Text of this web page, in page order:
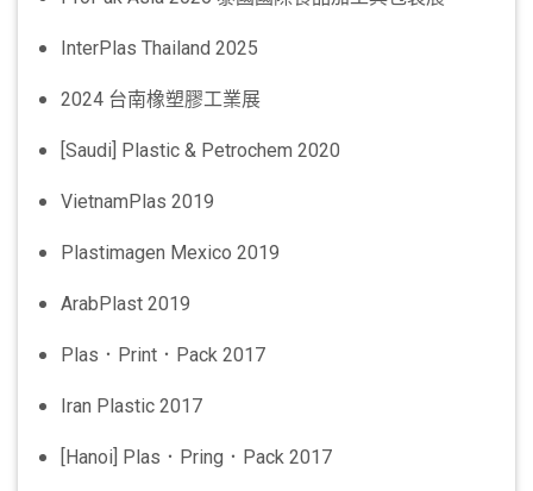
InterPlas Thailand 2025
2024 台南橡塑膠工業展
[Saudi] Plastic & Petrochem 2020
VietnamPlas 2019
Plastimagen Mexico 2019
ArabPlast 2019
Plas．Print．Pack 2017
Iran Plastic 2017
[Hanoi] Plas．Pring．Pack 2017